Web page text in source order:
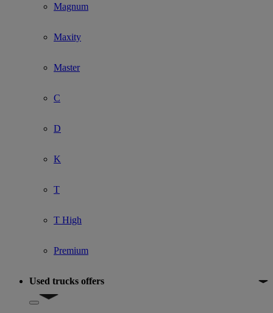
Magnum
Maxity
Master
C
D
K
T
T High
Premium
Used trucks offers
Show submenu for Used trucks offers